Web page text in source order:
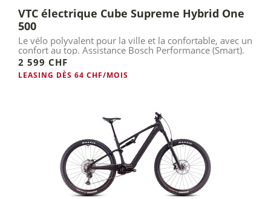
VTC électrique Cube Supreme Hybrid One
500
Le vélo polyvalent pour la ville et la confortable, avec un
confort au top. Assistance Bosch Performance (Smart).
2 599 CHF
LEASING DÈS 64 CHF/MOIS